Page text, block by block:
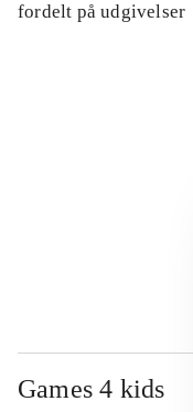
fordelt på udgivelser
Games 4 kids